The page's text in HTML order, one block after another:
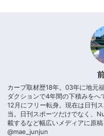
カープ取材歴18年。03年に地元
ダクションで4年間の下積みを
12月にフリー転身。現在は日刊
当。日刊スポーツだけでなく、
載するなど幅広いメディアに原
@mae_junjun